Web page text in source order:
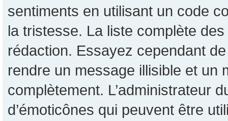
sentiments en utilisant un code
la tristesse. La liste complète
rédaction. Essayez cependant
rendre un message illisible et un
complètement. L’administrateur
d’émoticônes qui peuvent être